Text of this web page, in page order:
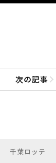
次の記事
次の
千葉ロッテ